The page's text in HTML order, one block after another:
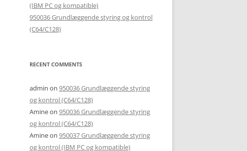
(IBM PC og kompatible)
950036 Grundlæggende styring og kontrol
(C64/C128)
RECENT COMMENTS
admin on 950036 Grundlæggende styring
og kontrol (C64/C128)
Amineon 950036 Grundlæggende styring
og kontrol (C64/C128)
Amineon 950037 Grundlæggende styring
og kontrol (IBM PC og kompatible)